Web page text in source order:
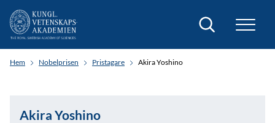
Sök
Hem Nobelprisen Pristagare Akira Yoshino
Akira Yoshino